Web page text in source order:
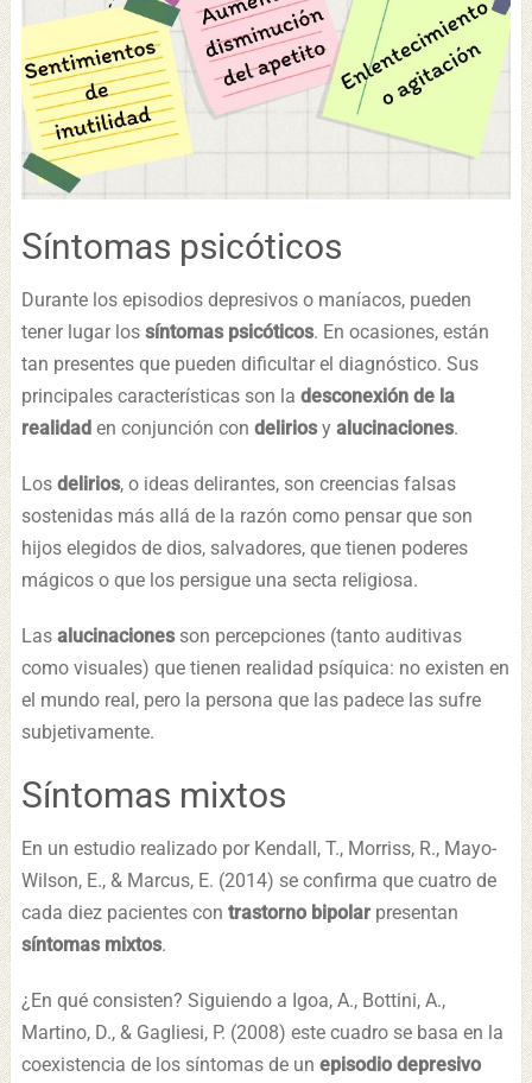
Síntomas psicóticos
Durante los episodios depresivos o maníacos, pueden
tener lugar los síntomas psicóticos. En ocasiones, están
tan presentes que pueden dificultar el diagnóstico. Sus
principales características son la desconexión de la
realidaden conjunción con deliriosy alucinaciones.
Los delirios, o ideas delirantes, son creencias falsas
sostenidas más allá de la razón como pensar que son
hijos elegidos de dios, salvadores, que tienen poderes
mágicos o que los persigue una secta religiosa.
Las alucinacionesson percepciones (tanto auditivas
como visuales) que tienen realidad psíquica: no existen en
el mundo real, pero la persona que las padece las sufre
subjetivamente.
Síntomas mixtos
En un estudio realizado por Kendall, T., Morriss, R., Mayo-
Wilson, E., & Marcus, E. (2014) se confirma que cuatro de
cada diez pacientes con trastorno bipolarpresentan
síntomas mixtos.
¿En qué consisten? Siguiendo a Igoa, A., Bottini, A.,
Martino, D., & Gagliesi, P. (2008) este cuadro se basa en la
coexistencia de los síntomas de un episodio depresivo